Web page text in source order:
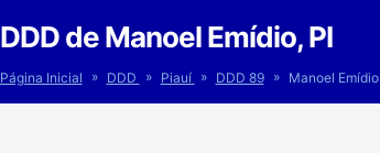
DDD de Manoel Emídio, PI
Página Inicial » DDD » Piauí » DDD 89 » Manoel Emídio